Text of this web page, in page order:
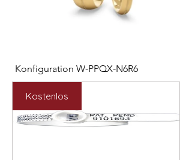
Konfiguration W-PPQX-N6R6
Preis
2.127,00 €
Preis
Kostenlos